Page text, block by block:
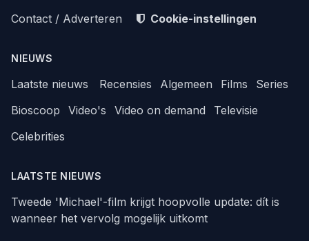
Contact / Adverteren
Cookie-instellingen
NIEUWS
Laatste nieuws Recensies Algemeen Films
Series
Bioscoop
Video's Video on demand
Televisie
Celebrities
LAATSTE NIEUWS
Tweede 'Michael'-film krijgt hoopvolle update: dít is
wanneer het vervolg mogelijk uitkomt